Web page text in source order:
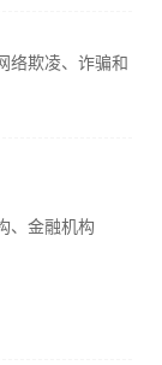
络欺凌、诈骗和
、金融机构